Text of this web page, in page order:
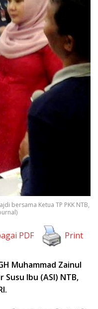
bersama Ketua TP PKK NTB,
PDF Print
Muhammad Zainul
Ibu (ASI) NTB,